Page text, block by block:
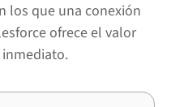
los que una conexión
ofrece el valor